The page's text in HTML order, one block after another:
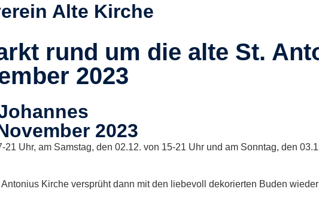
Alte Kirche
rund um die alte St.
2023
2023
21 Uhr, am Samstag, den 02.12. von 15-21 Uhr und am Sonntag, den
Kirche versprüht dann mit den liebevoll dekorierten Buden